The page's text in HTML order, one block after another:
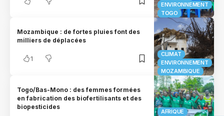
ENVIRONNEMENT
TOGO
CLIMAT
ENVIRONNEMENT
MOZAMBIQUE
Mozambique : de fortes pluies font des
milliers de déplacées
1
AFRIQUE
Togo/Bas-Mono : des femmes formées
en fabrication des biofertilisants et des
biopesticides